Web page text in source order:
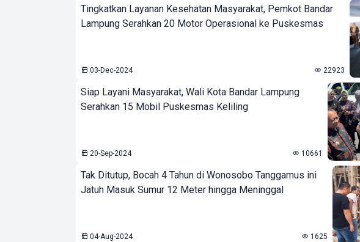
Tingkatkan Layanan Kesehatan Masyarakat, Pemkot Bandar
Lampung Serahkan 20 Motor Operasional ke Puskesmas
03-Dec-2024 22923
Siap Layani Masyarakat, Wali Kota Bandar Lampung
Serahkan 15 Mobil Puskesmas Keliling
20-Sep-2024 10661
Tak Ditutup, Bocah 4 Tahun di Wonosobo Tanggamus ini
Jatuh Masuk Sumur 12 Meter hingga Meninggal
04-Aug-2024 1625